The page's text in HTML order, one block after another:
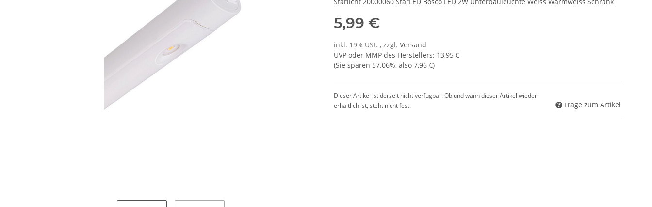
5,99 €
inkl. 19% USt. , zzgl. Versand
UVP oder MMP des Herstellers: 13,95 €
(Sie sparen 57.06%, also 7,96 €)
Dieser Artikel ist derzeit nicht verfügbar. Ob und wann dieser Artikel wieder
erhältlich ist, steht nicht fest.
Frage zum Artikel